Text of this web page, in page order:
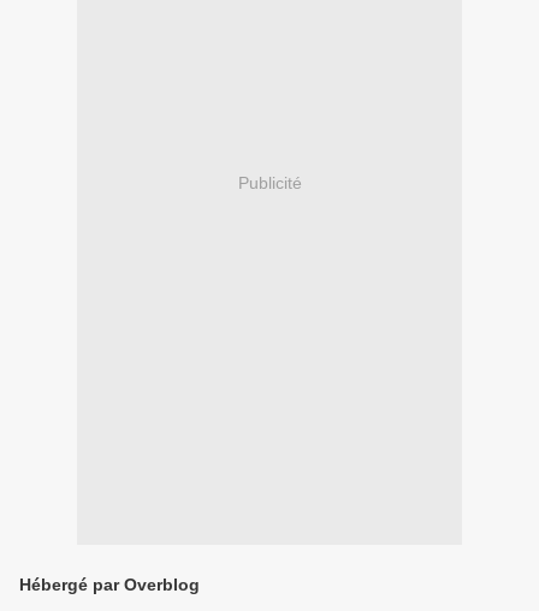
Publicité
Hébergé par Overblog